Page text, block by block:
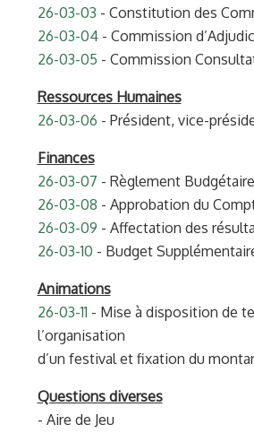
26-03-03 - Constitution des
26-03-04- Commission
26-03-05 - Commission
Ressources Humaines
26-03-06 - Président, vice-
Finances
26-03-07 - Règlement
26-03-08 - Approbation du
26-03-09 - Affectation des
26-03-10 - Budget
Animations
26-03-11 - Mise à disposition de
l’organisation
d’un festival et fixation du
Questions diverses
- Aire de Jeu